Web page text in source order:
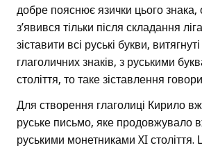
добре пояснює язички цього знака,
з’явився тільки після складання
зіставити всі руські букви,
глаголичних знаків, з руськими
століття, то таке зіставлення
Для створення глаголиці Кирило
руське письмо, яке продовжувало
руськими монетниками XI